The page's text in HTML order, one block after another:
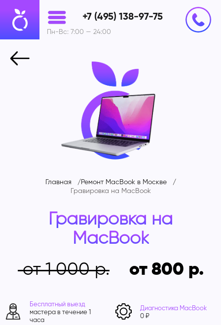
+7 (495) 138-97-75
Пн-Вс: 7:00 — 24:00
Главная
Ремонт MacBook в Москве
Гравировка на MacBook
Гравировка на
MacBook
от 1 000
от 800
Бесплатный выезд
мастера в течение 1
часа
Диагностика MacBook
0 ₽